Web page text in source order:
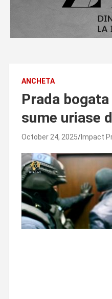
ANCHETA
Prada
sume uriase
October 24, 2025 Impact